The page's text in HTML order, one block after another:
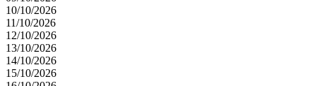
10/10/2026
11/10/2026
12/10/2026
13/10/2026
14/10/2026
15/10/2026